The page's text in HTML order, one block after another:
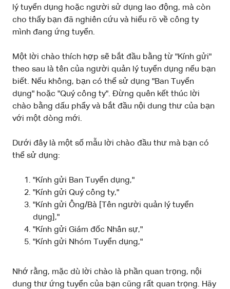
lý tuyển dụng hoặc người sử dụng lao động, mà còn
cho thấy bạn đã nghiên cứu và hiểu rõ về công ty
mình đang ứng tuyển.
Một lời chào thích hợp sẽ bắt đầu bằng từ "Kính gửi"
theo sau là tên của người quản lý tuyển dụng nếu bạn
biết. Nếu không, bạn có thể sử dụng "Ban Tuyển
dụng" hoặc "Quý công ty". Đừng quên kết thúc lời
chào bằng dấu phẩy và bắt đầu nội dung thư của bạn
với một dòng mới.
Dưới đây là một số mẫu lời chào đầu thư mà bạn có
thể sử dụng:
"Kính gửi Ban Tuyển dụng,"
"Kính gửi Quý công ty,"
"Kính gửi Ông/Bà [Tên người quản lý tuyển
dụng],"
"Kính gửi Giám đốc Nhân sự,"
"Kính gửi Nhóm Tuyển dụng,"
Nhớ rằng, mặc dù lời chào là phần quan trọng, nội
dung thư ứng tuyển của bạn cũng rất quan trọng. Hãy